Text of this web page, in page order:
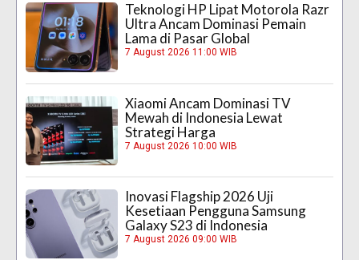
Teknologi HP Lipat Motorola Razr
Ultra Ancam Dominasi Pemain
Lama di Pasar Global
7 August 2026 11:00 WIB
Xiaomi Ancam Dominasi TV
Mewah di Indonesia Lewat
Strategi Harga
7 August 2026 10:00 WIB
Inovasi Flagship 2026 Uji
Kesetiaan Pengguna Samsung
Galaxy S23 di Indonesia
7 August 2026 09:00 WIB